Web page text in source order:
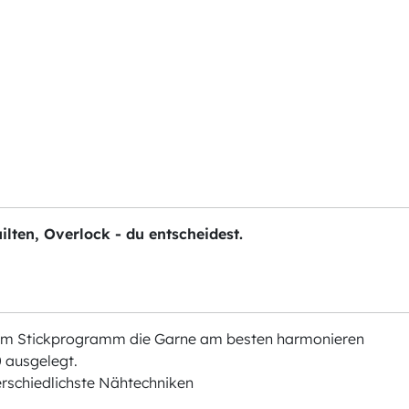
Overlock - du entscheidest.
Stickprogramm die Garne am besten harmonieren
Nähtechniken